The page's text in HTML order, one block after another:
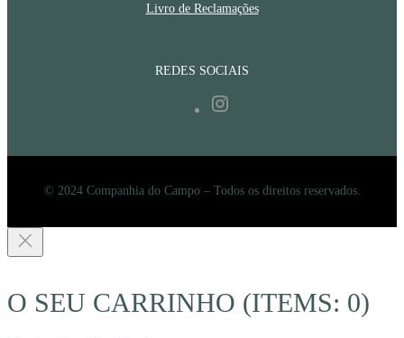
Livro de Reclamações
REDES SOCIAIS
© 2024 Companhia do Campo – Todos os direitos reservados.
O SEU CARRINHO (ITEMS: 0)